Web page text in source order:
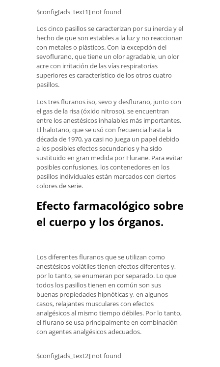
$config[ads_text1] not found
Los cinco pasillos se caracterizan por su inercia y el
hecho de que son estables a la luz y no reaccionan
con metales o plásticos. Con la excepción del
sevoflurano, que tiene un olor agradable, un olor
acre con irritación de las vías respiratorias
superiores es característico de los otros cuatro
pasillos.
Los tres fluranos iso, sevo y desflurano, junto con
el gas de la risa (óxido nitroso), se encuentran
entre los anestésicos inhalables más importantes.
El halotano, que se usó con frecuencia hasta la
década de 1970, ya casi no juega un papel debido
a los posibles efectos secundarios y ha sido
sustituido en gran medida por Flurane. Para evitar
posibles confusiones, los contenedores en los
pasillos individuales están marcados con ciertos
colores de serie.
Efecto farmacológico sobre
el cuerpo y los órganos.
Los diferentes fluranos que se utilizan como
anestésicos volátiles tienen efectos diferentes y,
por lo tanto, se enumeran por separado. Lo que
todos los pasillos tienen en común son sus
buenas propiedades hipnóticas y, en algunos
casos, relajantes musculares con efectos
analgésicos al mismo tiempo débiles. Por lo tanto,
el flurano se usa principalmente en combinación
con agentes analgésicos adecuados.
$config[ads_text2] not found